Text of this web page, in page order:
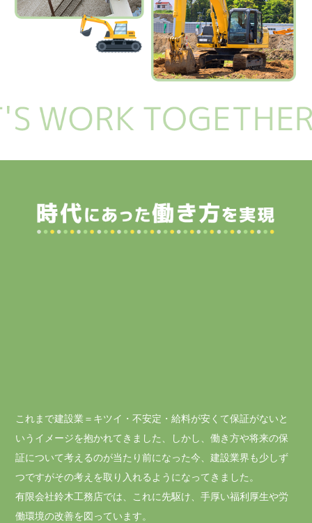
これまで建設業＝キツイ・不安定・給料が安くて保証がないと
いうイメージを抱かれてきました、しかし、働き方や将来の保
証について考えるのが当たり前になった今、建設業界も少しず
つですがその考えを取り入れるようになってきました。
有限会社鈴木工務店では、これに先駆け、手厚い福利厚生や労
働環境の改善を図っています。